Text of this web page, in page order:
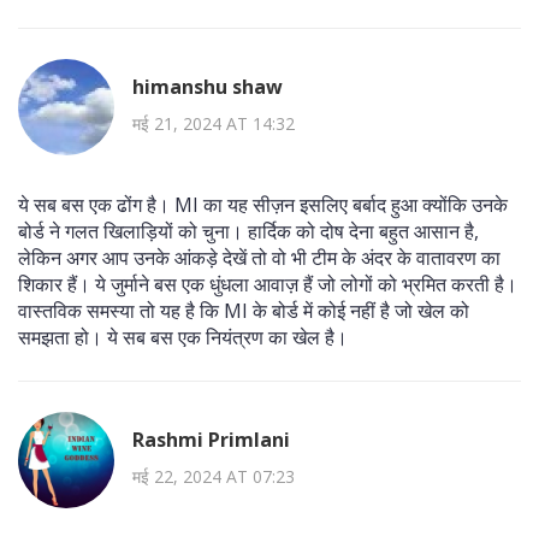
himanshu shaw
मई 21, 2024 AT 14:32
ये सब बस एक ढोंग है। MI का यह सीज़न इसलिए बर्बाद हुआ क्योंकि उनके
बोर्ड ने गलत खिलाड़ियों को चुना। हार्दिक को दोष देना बहुत आसान है,
लेकिन अगर आप उनके आंकड़े देखें तो वो भी टीम के अंदर के वातावरण का
शिकार हैं। ये जुर्माने बस एक धुंधला आवाज़ हैं जो लोगों को भ्रमित करती है।
वास्तविक समस्या तो यह है कि MI के बोर्ड में कोई नहीं है जो खेल को
समझता हो। ये सब बस एक नियंत्रण का खेल है।
Rashmi Primlani
मई 22, 2024 AT 07:23